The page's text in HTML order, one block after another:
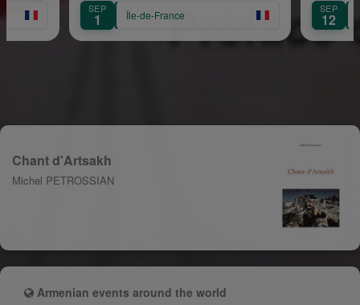
SEP
Île-de-France
SEP
12
Chant d'Artsakh
Michel PETROSSIAN
Armenian events around the world